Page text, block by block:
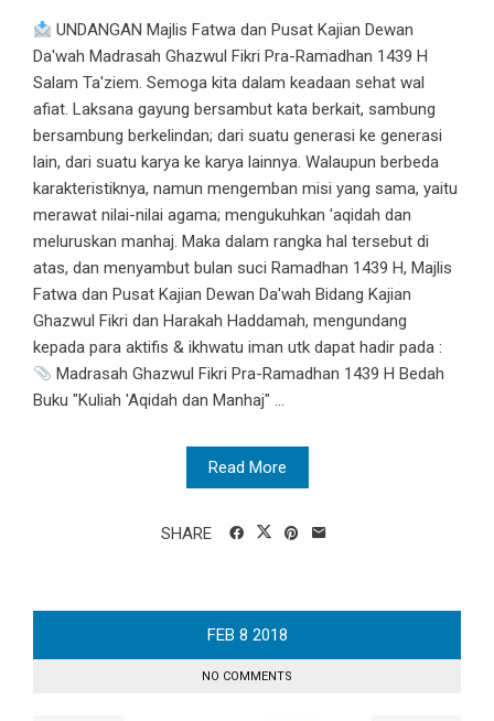
UNDANGAN Majlis Fatwa dan Pusat Kajian Dewan
Da'wah Madrasah Ghazwul Fikri Pra-Ramadhan 1439 H
Salam Ta'ziem. Semoga kita dalam keadaan sehat wal
afiat. Laksana gayung bersambut kata berkait, sambung
bersambung berkelindan; dari suatu generasi ke generasi
lain, dari suatu karya ke karya lainnya. Walaupun berbeda
karakteristiknya, namun mengemban misi yang sama, yaitu
merawat nilai-nilai agama; mengukuhkan 'aqidah dan
meluruskan manhaj. Maka dalam rangka hal tersebut di
atas, dan menyambut bulan suci Ramadhan 1439 H, Majlis
Fatwa dan Pusat Kajian Dewan Da'wah Bidang Kajian
Ghazwul Fikri dan Harakah Haddamah, mengundang
kepada para aktifis & ikhwatu iman utk dapat hadir pada :
Madrasah Ghazwul Fikri Pra-Ramadhan 1439 H Bedah
Buku "Kuliah 'Aqidah dan Manhaj" ...
Read More
SHARE
FEB 8 2018
NO COMMENTS